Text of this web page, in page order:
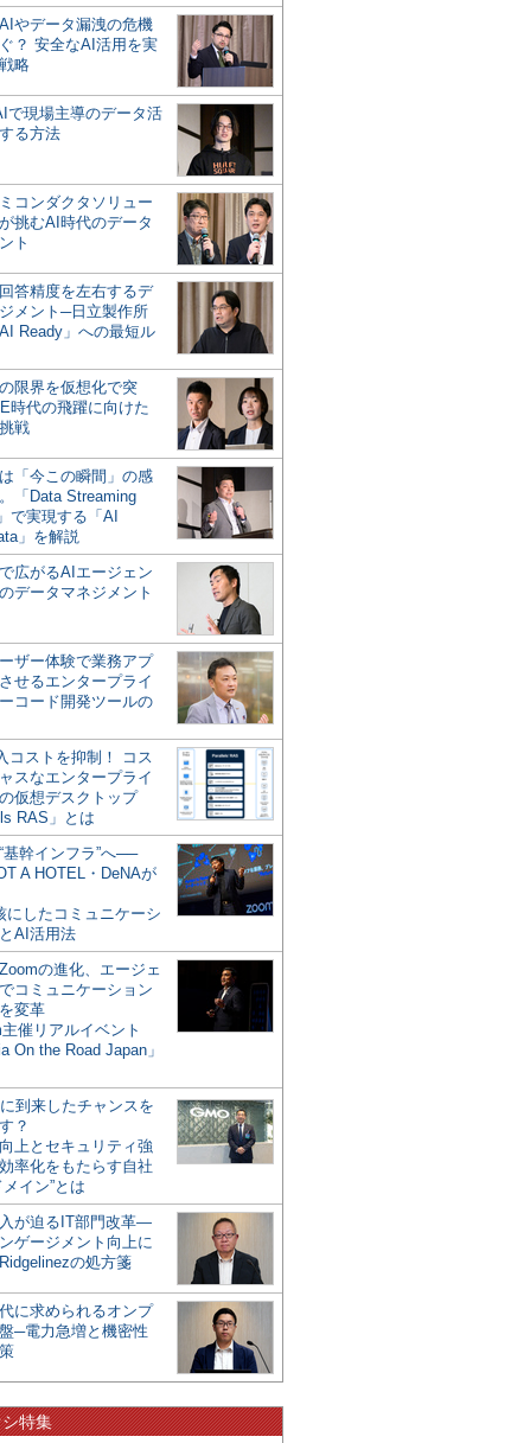
やデータ漏洩の危機
？ 安全なAI活用を実
略
で現場主導のデータ活
る方法
コンダクタソリュー
挑むAI時代のデータ
ト
答精度を左右するデ
メント─日立製作所
Ready」への最短ル
限界を仮想化で突
時代の飛躍に向けた
戦
「今この瞬間」の感
「Data Streaming
で実現する「AI
」を解説
広がるAIエージェン
データマネジメント
ザー体験で業務アプ
せるエンタープライ
コード開発ツールの
コストを抑制！ コス
スなエンタープライ
仮想デスクトップ
RAS」とは
基幹インフラ”へ──
A HOTEL・DeNAが
にしたコミュニケーシ
AI活用法
の進化、エージェ
コミュニケーション
変革
催リアルイベント
On the Road Japan」
到来したチャンスを
？
上とセキュリティ強
率化をもたらす自社
メイン”とは
が迫るIT部門改革―
ゲージメント向上に
の処方箋
に求められるオンプ
─電力急増と機密性
特集